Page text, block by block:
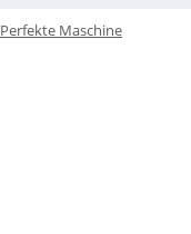
Perfekte Maschine